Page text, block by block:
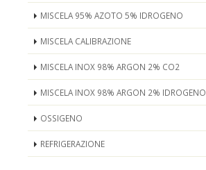
MISCELA 95% AZOTO 5% IDROGENO
MISCELA CALIBRAZIONE
MISCELA INOX 98% ARGON 2% CO2
MISCELA INOX 98% ARGON 2% IDROGENO
OSSIGENO
REFRIGERAZIONE